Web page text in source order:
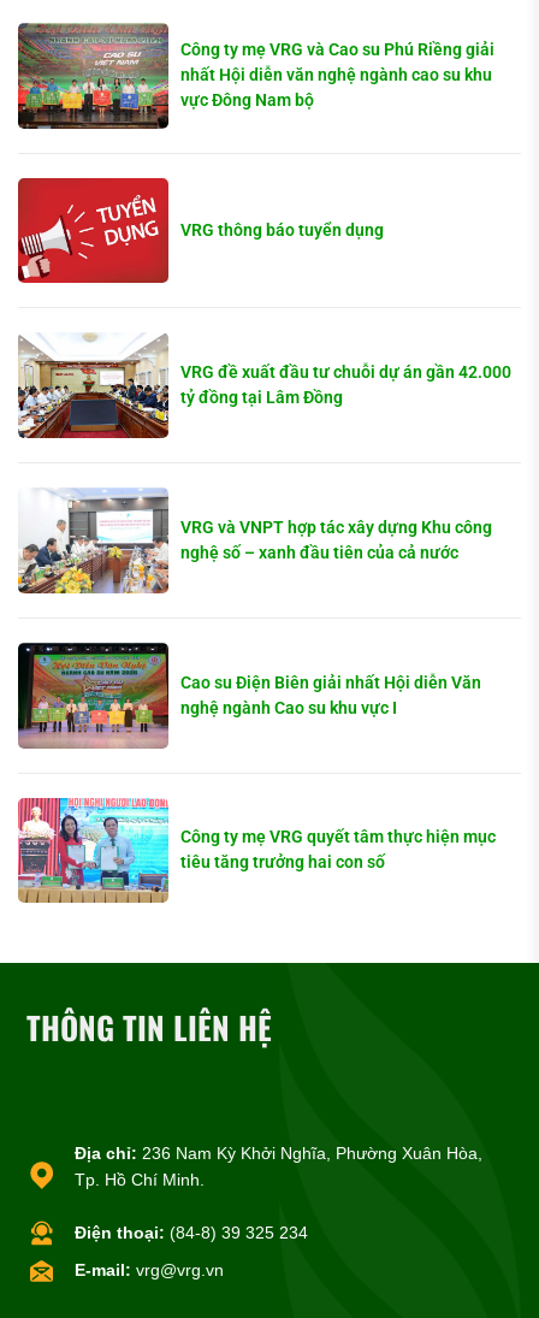
Công ty mẹ VRG và Cao su Phú Riềng giải
nhất Hội diễn văn nghệ ngành cao su khu
vực Đông Nam bộ
VRG thông báo tuyển dụng
VRG đề xuất đầu tư chuỗi dự án gần 42.000
tỷ đồng tại Lâm Đồng
VRG và VNPT hợp tác xây dựng Khu công
nghệ số – xanh đầu tiên của cả nước
Cao su Điện Biên giải nhất Hội diễn Văn
nghệ ngành Cao su khu vực I
Công ty mẹ VRG quyết tâm thực hiện mục
tiêu tăng trưởng hai con số
THÔNG TIN LIÊN HỆ
Địa chỉ: 236 Nam Kỳ Khởi Nghĩa, Phường Xuân Hòa,
Tp. Hồ Chí Minh.
Điện thoại: (84-8) 39 325 234
E-mail: vrg@vrg.vn